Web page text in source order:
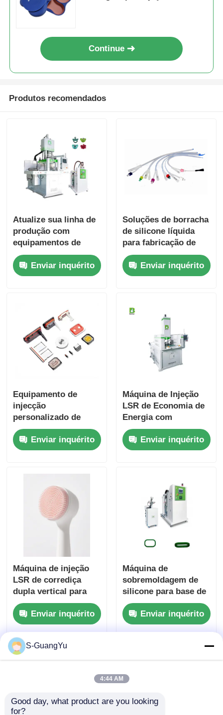
Continue
Produtos recomendados
Atualize sua linha de
produção com
equipamentos de
silicone líquido de
alto desempenho
Enviar inquérito
Soluções de borracha
de silicone líquida
para fabricação de
dispositivos médicos
Enviar inquérito
Equipamento de
injecção
personalizado de
borracha de silicone
líquido para peças
complexas
Enviar inquérito
Máquina de Injeção
LSR de Economia de
Energia com
Desempenho de
Saída Estável e
Sistema de Injeção de
Enviar inquérito
Máquina de injeção
LSR de corrediça
dupla vertical para
produção de escova
de limpeza facial
Enviar inquérito
Máquina de
sobremoldagem de
silicone para base de
luminária de mesa
inteligente de
borracha de silicone
Enviar inquérito
QualidadeMáquina de moldagem por injeção LSR
S-GuangYu
4:44 AM
Good day, what product are you looking
for?